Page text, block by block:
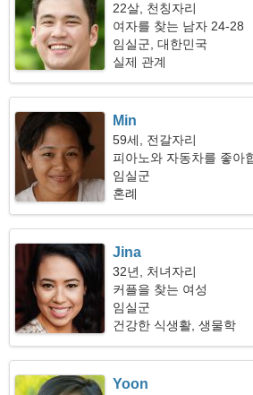
22살, 천칭자리
여자를 찾는 남자 24-28
임실군, 대한민국
실제 관계
Min
59세, 전갈자리
피아노와 자동차를 좋아
임실군
혼례
Jina
32년, 처녀자리
커플을 찾는 여성
임실군
건강한 식생활, 생물학
Yoon